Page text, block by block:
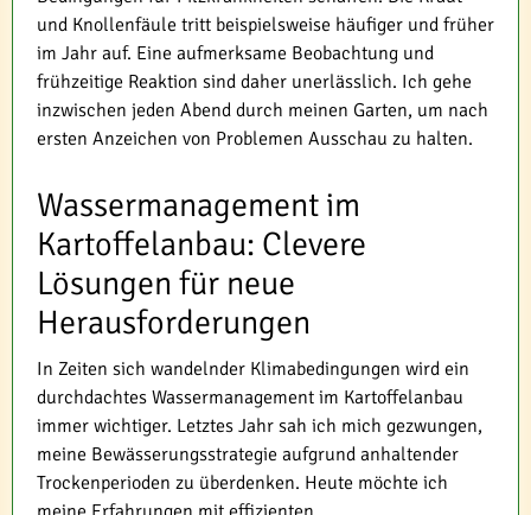
und Knollenfäule tritt beispielsweise häufiger und früher
im Jahr auf. Eine aufmerksame Beobachtung und
frühzeitige Reaktion sind daher unerlässlich. Ich gehe
inzwischen jeden Abend durch meinen Garten, um nach
ersten Anzeichen von Problemen Ausschau zu halten.
Wassermanagement im
Kartoffelanbau: Clevere
Lösungen für neue
Herausforderungen
In Zeiten sich wandelnder Klimabedingungen wird ein
durchdachtes Wassermanagement im Kartoffelanbau
immer wichtiger. Letztes Jahr sah ich mich gezwungen,
meine Bewässerungsstrategie aufgrund anhaltender
Trockenperioden zu überdenken. Heute möchte ich